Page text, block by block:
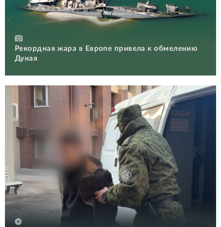
Рекордная жара в Европе привела к обмелению
Дуная